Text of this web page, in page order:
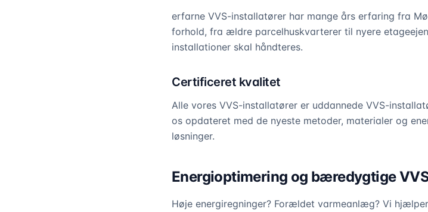
erfarne VVS-installatører har mange års erfaring fra
forhold, fra ældre parcelhuskvarterer til nyere
installationer skal håndteres.
Certificeret kvalitet
Alle vores VVS-installatører er uddannede VVS-
os opdateret med de nyeste metoder, materialer og
løsninger.
Energioptimering og bæredygtige
Høje energiregninger? Forældet varmeanlæg? Vi